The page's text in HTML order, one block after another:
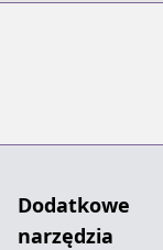
Dodatkowe
narzędzia